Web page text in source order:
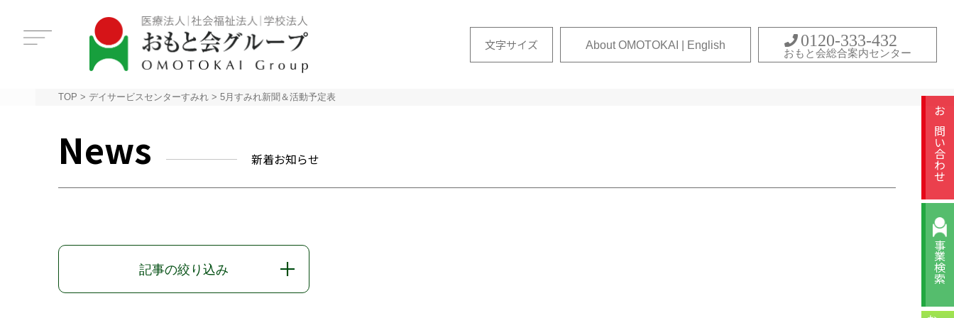
文字サイズ About OMOTOKAI | English 0120-333-432
おもと会総合案内センター
お問い合わせ
事業検索
TOP > デイサービスセンターすみれ > 5月すみれ新聞＆活動予定表
News 新着お知らせ
記事の絞り込み